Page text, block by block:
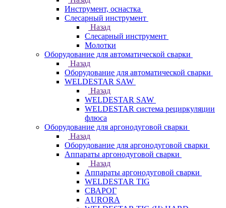
Инструмент, оснастка
Слесарный инструмент
Назад
Слесарный инструмент
Молотки
Оборудование для автоматической сварки
Назад
Оборудование для автоматической сварки
WELDESTAR SAW
Назад
WELDESTAR SAW
WELDESTAR система рециркуляции
флюса
Оборудование для аргонодуговой сварки
Назад
Оборудование для аргонодуговой сварки
Аппараты аргонодуговой сварки
Назад
Аппараты аргонодуговой сварки
WELDESTAR TIG
СВАРОГ
AURORA